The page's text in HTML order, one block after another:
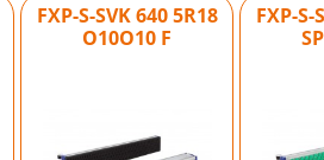
FXP-S-SVK 640 5R18
O10O10 F
FXP-S-